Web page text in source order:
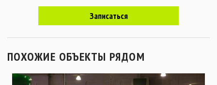
Записаться
ПОХОЖИЕ ОБЪЕКТЫ РЯДОМ